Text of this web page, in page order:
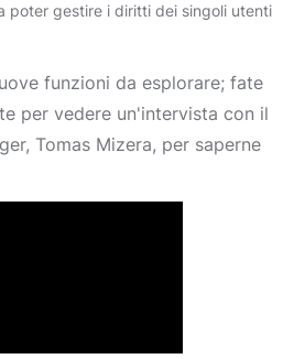
poter gestire i diritti dei singoli utenti
funzioni da esplorare; fate
per vedere un'intervista con il
Tomas Mizera, per saperne